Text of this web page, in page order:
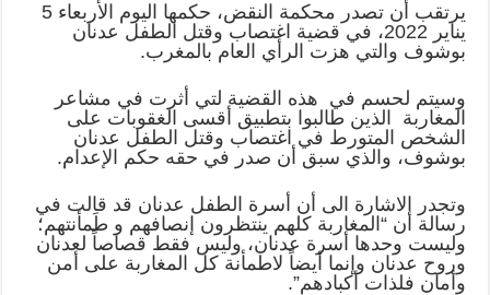
يرتقب أن تصدر محكمة النقض، حكمها اليوم الأربعاء 5
يناير 2022، في قضية اغتصاب وقتل الطفل عدنان
والتي هزت الرأي العام بالمغرب.
لحسم في هذه القضية لتي أثرت في مشاعر
الذين طالبوا بتطبيق أقسى الغقوبات على
المتورط في اغتصاب وقتل الطفل عدنان
والذي سبق أن صدر في حقه حكم الإعدام.
الاشارة الى أن أسرة الطفل عدنان قد قالت في
أن “المغاربة كلهم ينتظرون إنصافهم و طَمأنتهم؛
وحدها أسرة عدنان، وليس فقط قصاصاً لعدنان
عدنان وإنما أيضاً لاطمأنة كل المغاربة على أمن
فلذات أكبادهم”.